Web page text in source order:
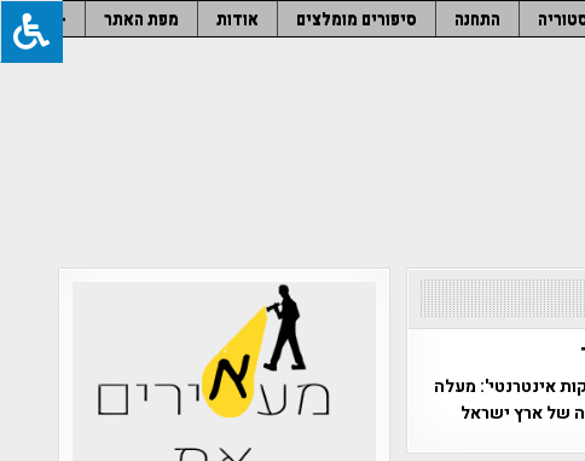
התחנה סיפורים מומלצים אודות מפת האתר –
אינטרנטי': מעלה
של ארץ ישראל